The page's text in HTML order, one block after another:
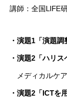
講師：全国LIFE
・演題1「演題調
・演題2「ハリ
メディカルケ
・演題2「ICTを